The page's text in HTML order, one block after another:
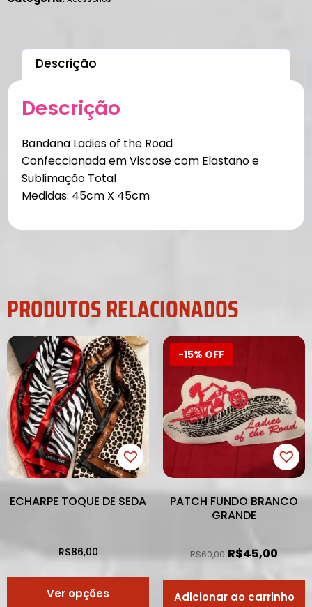
Descrição
Descrição
Bandana Ladies of the Road
Confeccionada em Viscose com Elastano e
Sublimação Total
Medidas: 45cm X 45cm
PRODUTOS RELACIONADOS
ECHARPE TOQUE DE SEDA
R$86,00
Ver opções
-15% OFF
PATCH FUNDO BRANCO
GRANDE
R$60,00 R$45,00
Adicionar ao carrinho